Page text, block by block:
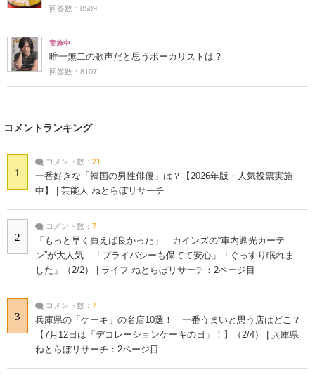
回答数：8509
実施中
唯一無二の歌声だと思うボーカリストは？
回答数：8107
コメントランキング
1
コメント数： 21
一番好きな「韓国の男性俳優」は？【2026年版・人気投票実施
中】 | 芸能人 ねとらぼリサーチ
2
コメント数： 7
「もっと早く買えば良かった」 カインズの“車内遮光カーテ
ン”が大人気 「プライバシーも保てて安心」「ぐっすり眠れま
した」（2/2） | ライフ ねとらぼリサーチ：2ページ目
3
コメント数： 7
兵庫県の「ケーキ」の名店10選！ 一番うまいと思う店はどこ？
【7月12日は「デコレーションケーキの日」！】（2/4） | 兵庫県
ねとらぼリサーチ：2ページ目